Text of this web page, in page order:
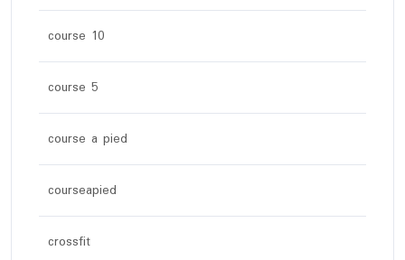
course 10
course 5
course a pied
courseapied
crossfit